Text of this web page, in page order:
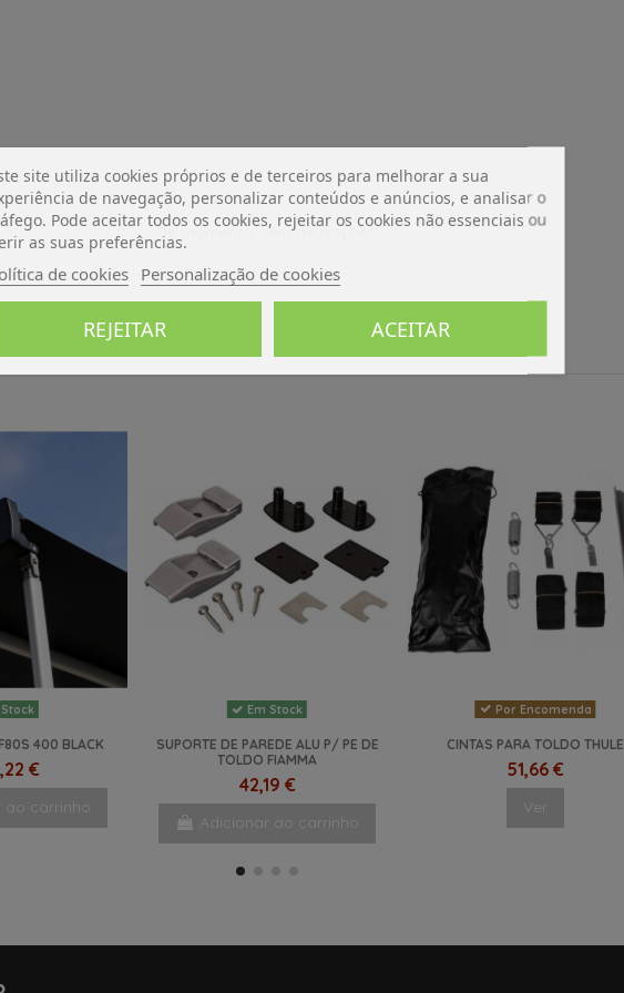
De momento, sem avaliações.
Stock
400 BLACK
€
carrinho
Em Stock
SUPORTE DE PAREDE ALU P/ PE DE
TOLDO FIAMMA
42,19 €
Adicionar ao carrinho
Por Encomenda
CINTAS PARA TOLDO THULE
51,66 €
Ver
site utiliza cookies próprios e de terceiros para melhorar a sua
de navegação, personalizar conteúdos e anúncios, e analisar o
Pode aceitar todos os cookies, rejeitar os cookies não essenciais ou
as suas preferências.
de cookies Personalização de cookies
REJEITAR ACEITAR